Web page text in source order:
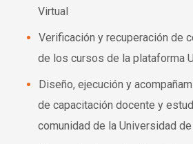
Virtual
Verificación y recuperación de
de los cursos de la plataforma
Diseño, ejecución y
de capacitación docente y
comunidad de la Universidad